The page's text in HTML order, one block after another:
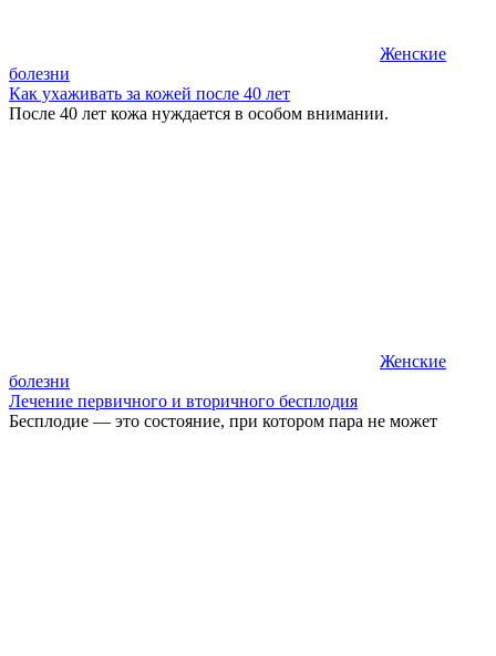
Женские
болезни
Как ухаживать за кожей после 40 лет
После 40 лет кожа нуждается в особом внимании.
Женские
болезни
Лечение первичного и вторичного бесплодия
Бесплодие — это состояние, при котором пара не может